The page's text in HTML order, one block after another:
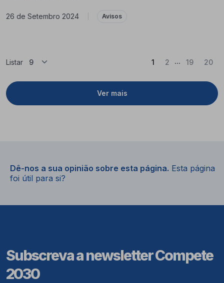
26 de Setembro 2024 Avisos
Listar
Ver mais
1 (Atual)
2 ... 19 20
Dê-nos a sua opinião sobre esta página. Esta página
foi útil para si?
Subscreva a newsletter Compete
2030